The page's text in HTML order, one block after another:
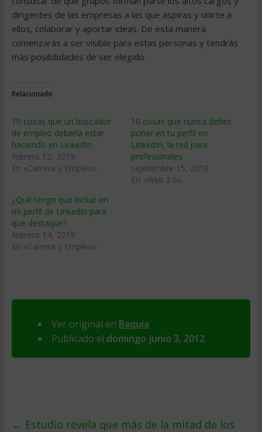
dirigentes de las empresas a las que aspiras y unirte a
ellos, colaborar y aportar ideas. De esta manera
comenzarás a ser visible para estas personas y tendrás
más posibilidades de ser elegido.
Relacionado
10 cosas que un buscador
de empleo debería estar
haciendo en LinkedIn
febrero 12, 2019
En «Carrera y Empleo»
10 cosas que nunca debes
poner en tu perfil en
LinkedIn, la red para
profesionales
septiembre 15, 2018
En «Web 2.0»
¿Qué tengo que incluir en
mi perfil de Linkedin para
que destaque?
febrero 14, 2019
En «Carrera y Empleo»
Ver original en Baquia
Publicado el domingo junio 3, 2012
← Estudio revela que más de la mitad de los